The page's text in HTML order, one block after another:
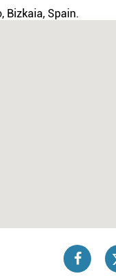
Bizkaia, Spain.